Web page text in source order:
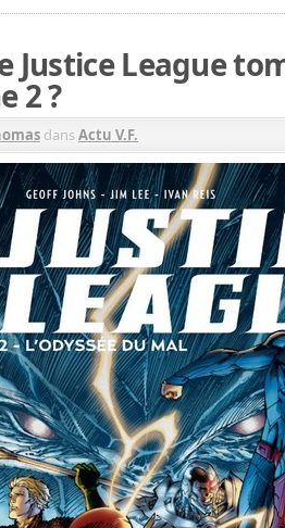
Justice League
2 ?
dansActu V.F.